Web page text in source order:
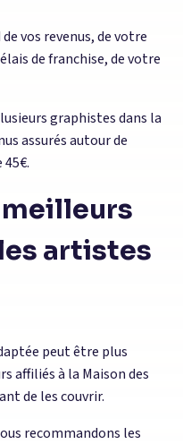
vos revenus, de votre
de franchise, de votre
graphistes dans la
assurés autour de
artistes
peut être plus
affiliés à la Maison des
de les couvrir.
recommandons les